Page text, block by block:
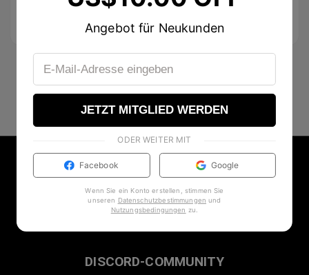
DISCORD-COMMUNITY
Angebot für Neukunden
JETZT MITGLIED WERDEN
ODER WEITER MIT
Facebook Google
Wenn Sie ein Konto erstellen, stimmen Sie
unseren Datenschutzbestimmungen und
Nutzungsbedingungen zu